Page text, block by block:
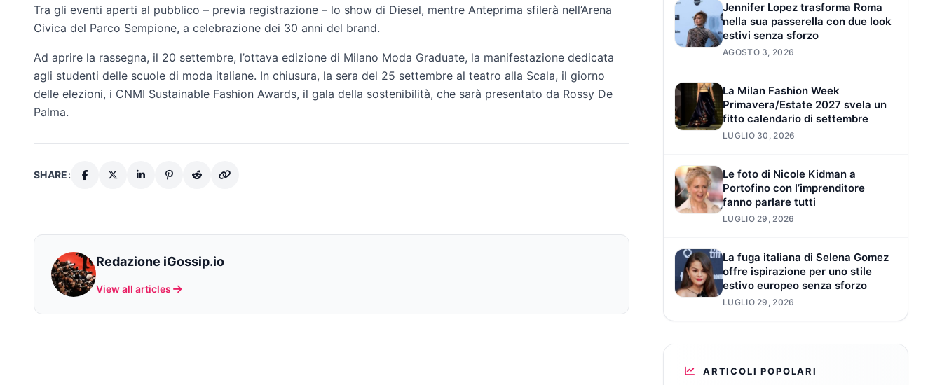
Tra gli eventi aperti al pubblico – previa registrazione – lo show di Diesel, mentre Anteprima sfilerà nell’Arena
Civica del Parco Sempione, a celebrazione dei 30 anni del brand.
Ad aprire la rassegna, il 20 settembre, l’ottava edizione di Milano Moda Graduate, la manifestazione dedicata
agli studenti delle scuole di moda italiane. In chiusura, la sera del 25 settembre al teatro alla Scala, il giorno
delle elezioni, i CNMI Sustainable Fashion Awards, il gala della sostenibilità, che sarà presentato da Rossy De
Palma.
SHARE:
Redazione iGossip.io
View all articles
Jennifer Lopez trasforma Roma
nella sua passerella con due look
estivi senza sforzo
AGOSTO 3, 2026
La Milan Fashion Week
Primavera/Estate 2027 svela un
fitto calendario di settembre
LUGLIO 30, 2026
Le foto di Nicole Kidman a
Portofino con l’imprenditore
fanno parlare tutti
LUGLIO 29, 2026
La fuga italiana di Selena Gomez
offre ispirazione per uno stile
estivo europeo senza sforzo
LUGLIO 29, 2026
ARTICOLI POPOLARI